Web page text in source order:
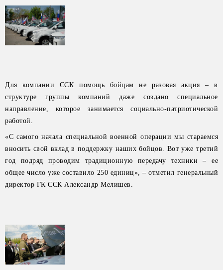
Для компании ССК помощь бойцам не разовая акция – в
структуре группы компаний даже создано специальное
направление, которое занимается социально-патриотической
работой.
«С самого начала специальной военной операции мы стараемся
вносить свой вклад в поддержку наших бойцов. Вот уже третий
год подряд проводим традиционную передачу техники – ее
общее число уже составило 250 единиц», – отметил генеральный
директор ГК ССК Александр Мелишев.